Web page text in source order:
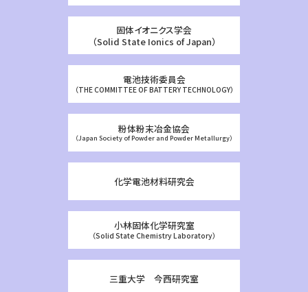
固体イオニクス学会
（Solid State Ionics of Japan）
電池技術委員会
（THE COMMITTEE OF BATTERY TECHNOLOGY）
粉体粉末冶金協会
（Japan Society of Powder and Powder Metallurgy）
化学電池材料研究会
小林固体化学研究室
（Solid State Chemistry Laboratory）
三重大学 今西研究室